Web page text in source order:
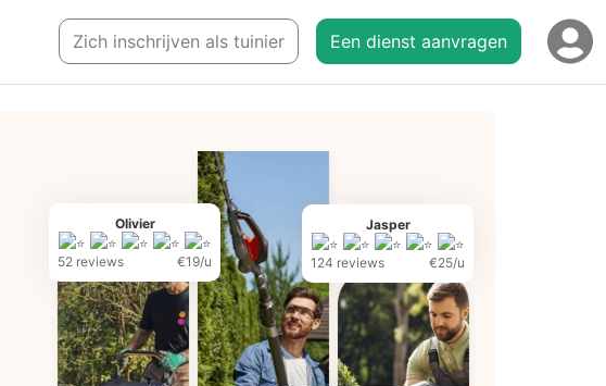
Zich inschrijven als tuinier Een dienst aanvragen
Olivier
52 reviews €19/u
Jasper
124 reviews €25/u